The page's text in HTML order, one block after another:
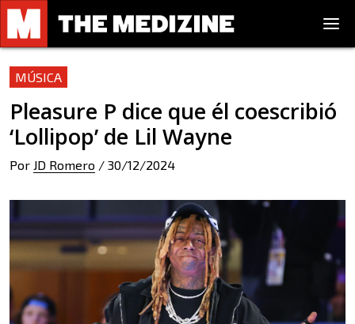
MÚSICA
Pleasure P dice que él coescribió
‘Lollipop’ de Lil Wayne
Por JD Romero / 30/12/2024